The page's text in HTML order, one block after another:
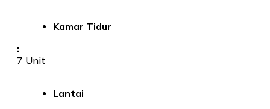
Kamar Tidur
:
7 Unit
Lantai